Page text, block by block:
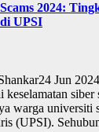
2024:
UPSI
Jun
keselamatan
warga universiti
(UPSI).